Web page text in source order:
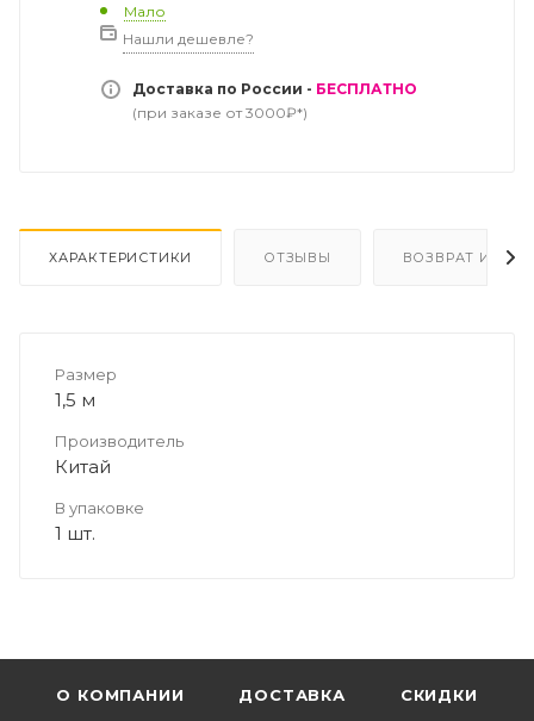
Мало
Нашли дешевле?
Доставка по России - БЕСПЛАТНО
(при заказе от 3000₽*)
ХАРАКТЕРИСТИКИ ОТЗЫВЫ ВОЗВРАТ И
Размер
1,5 м
Производитель
Китай
В упаковке
1 шт.
О КОМПАНИИ ДОСТАВКА СКИДКИ